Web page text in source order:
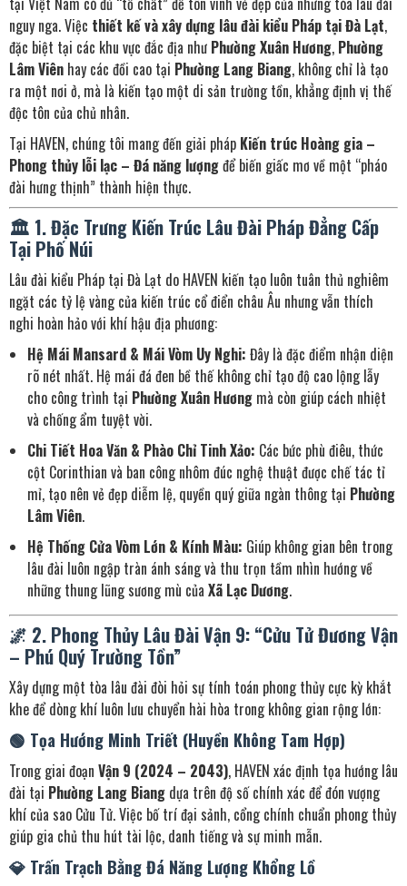
nguy nga. Việc thiết kế và xây dựng lâu đài kiểu Pháp tại Đà Lạt,
đặc biệt tại các khu vực đắc địa như Phường Xuân Hương, Phường
Lâm Viên hay các đồi cao tại Phường Lang Biang, không chỉ là tạo
ra một nơi ở, mà là kiến tạo một di sản trường tồn, khẳng định vị thế
độc tôn của chủ nhân.
Tại HAVEN, chúng tôi mang đến giải pháp Kiến trúc Hoàng gia –
Phong thủy lỗi lạc – Đá năng lượngđể biến giấc mơ về một “pháo
đài hưng thịnh” thành hiện thực.
🏛️ 1. Đặc Trưng Kiến Trúc Lâu Đài Pháp Đẳng Cấp
Tại Phố Núi
Lâu đài kiểu Pháp tại Đà Lạt do HAVEN kiến tạo luôn tuân thủ nghiêm
ngặt các tỷ lệ vàng của kiến trúc cổ điển châu Âu nhưng vẫn thích
nghi hoàn hảo với khí hậu địa phương:
Hệ Mái Mansard & Mái Vòm Uy Nghi: Đây là đặc điểm nhận diện
rõ nét nhất. Hệ mái đá đen bề thế không chỉ tạo độ cao lộng lẫy
cho công trình tại Phường Xuân Hương mà còn giúp cách nhiệt
và chống ẩm tuyệt vời.
Chi Tiết Hoa Văn & Phào Chỉ Tinh Xảo: Các bức phù điêu, thức
cột Corinthian và ban công nhôm đúc nghệ thuật được chế tác tỉ
mỉ, tạo nên vẻ đẹp diễm lệ, quyền quý giữa ngàn thông tại Phường
Lâm Viên.
Hệ Thống Cửa Vòm Lớn & Kính Màu: Giúp không gian bên trong
lâu đài luôn ngập tràn ánh sáng và thu trọn tầm nhìn hướng về
những thung lũng sương mù của Xã Lạc Dương.
🌌 2. Phong Thủy Lâu Đài Vận 9: “Cửu Tử Đương Vận
– Phú Quý Trường Tồn”
Xây dựng một tòa lâu đài đòi hỏi sự tính toán phong thủy cực kỳ khắt
khe để dòng khí luôn lưu chuyển hài hòa trong không gian rộng lớn:
🟢 Tọa Hướng Minh Triết (Huyền Không Tam Hợp)
Trong giai đoạn Vận 9 (2024 – 2043), HAVEN xác định tọa hướng lâu
đài tại Phường Lang Biang dựa trên độ số chính xác để đón vượng
khí của sao Cửu Tử. Việc bố trí đại sảnh, cổng chính chuẩn phong thủy
giúp gia chủ thu hút tài lộc, danh tiếng và sự minh mẫn.
💎 Trấn Trạch Bằng Đá Năng Lượng Khổng Lồ